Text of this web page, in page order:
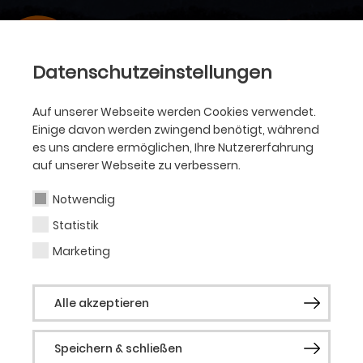
Datenschutzeinstellungen
Auf unserer Webseite werden Cookies verwendet.
Einige davon werden zwingend benötigt, während
es uns andere ermöglichen, Ihre Nutzererfahrung
auf unserer Webseite zu verbessern.
Notwendig
Statistik
Marketing
Alle akzeptieren
Speichern & schließen